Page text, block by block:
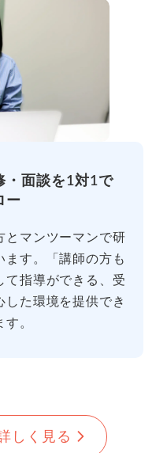
・面談を1対1で
ー
とマンツーマンで研
ます。「講師の方も
て指導ができる、受
した環境を提供でき
。
しく見る